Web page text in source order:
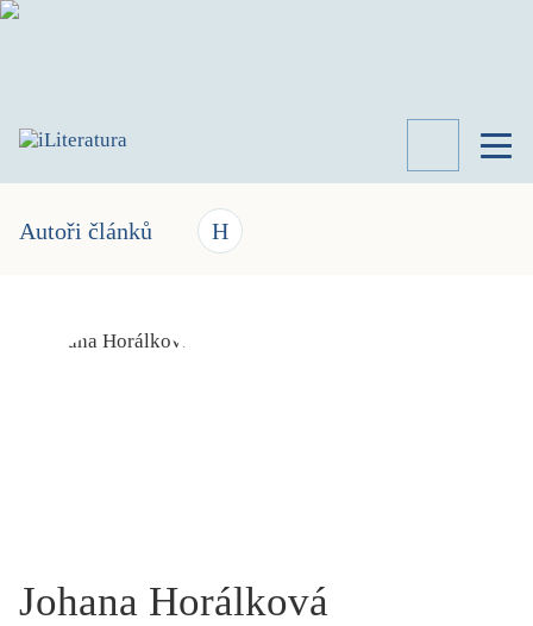
TÉMATA
KNIHY
UKÁZKA
Autoři článků H
Johana Horálková